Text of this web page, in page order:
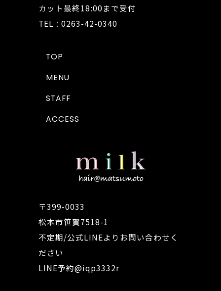
カット最終18:00まで受付
TEL : 0263-42-0340
TOP
MENU
STAFF
ACCESS
〒399-0033
松本市笹賀7518-1
不定期/公式LINEよりお問い合わせく
ださい
LINE予約@iqp3332r